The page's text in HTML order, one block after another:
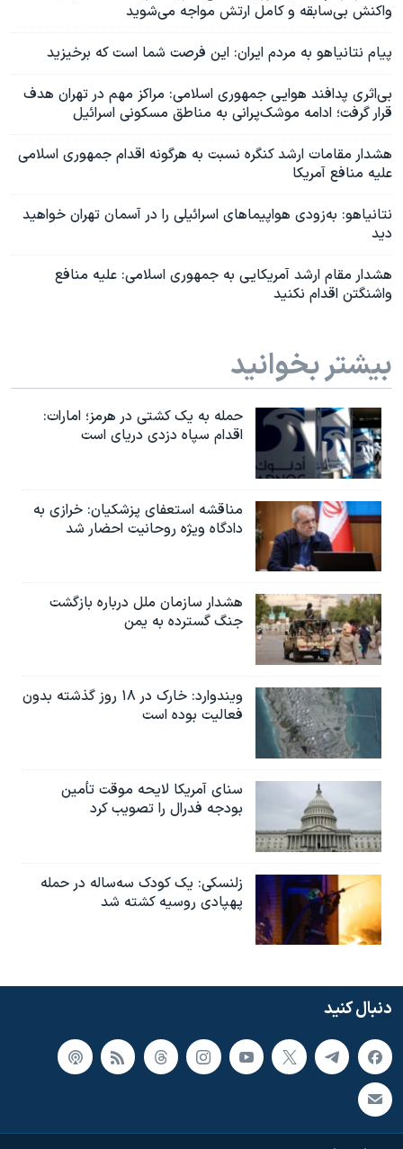
واکنش بی‌سابقه و کامل ارتش مواجه می‌شوید
پیام نتانیاهو به مردم ایران: این فرصت شما است که برخیزید
بی‌اثری پدافند هوایی جمهوری اسلامی: مراکز مهم در تهران هدف
قرار گرفت؛ ادامه موشک‌پرانی به مناطق مسکونی اسرائيل
هشدار مقامات ارشد کنگره نسبت به هرگونه اقدام جمهوری اسلامی
علیه منافع آمریکا
نتانیاهو: به‌زودی هواپیماهای اسرائیلی را در آسمان تهران خواهید
دید
هشدار مقام ارشد آمریکایی به جمهوری اسلامی: علیه منافع
واشنگتن اقدام نکنید
بیشتر بخوانید
حمله به یک کشتی در هرمز؛ امارات:
اقدام سپاه دزدی دریای است
مناقشه استعفای پزشکیان: خرازی به
دادگاه ویژه روحانیت احضار شد
هشدار سازمان ملل درباره بازگشت
جنگ گسترده به یمن
ویندوارد: خارک در ۱۸ روز گذشته بدون
فعالیت بوده است
سنای آمریکا لایحه موقت تأمین
بودجه فدرال را تصویب کرد
زلنسکی: یک کودک سه‌ساله در حمله
پهپادی روسیه کشته شد
دنبال کنید